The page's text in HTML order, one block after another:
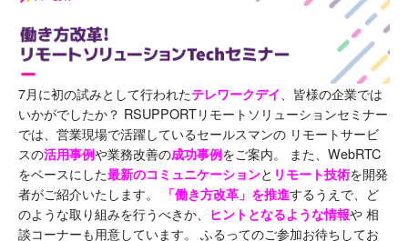
7月に初の試みとして行われたテレワークデイ 、皆様の企業では
いかがでしたか？ RSUPPORTリモートソリューションセミナー
では、営業現場で活躍しているセールスマンの リモートサービ
スの活用事例や業務改善の成功事例をご案内。 また、WebRTC
をベースにした最新のコミュニケーションと リモート技術を開発
者がご紹介いたします。
「働き方改革」を推進するうえで、ど
のような取り組みを行うべきか、
ヒントとなるような情報や 相
談コーナーも用意しています。 ふるってのご参加お待ちしてお